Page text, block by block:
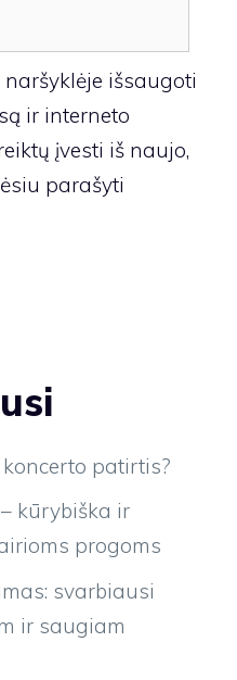
išsaugoti
ir interneto
įvesti iš naujo,
parašyti
patirtis?
kūrybiška ir
progoms
svarbiausi
ir saugiam